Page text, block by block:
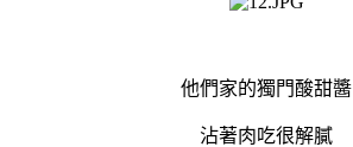
他們家的獨門酸甜醬
沾著肉吃很解膩